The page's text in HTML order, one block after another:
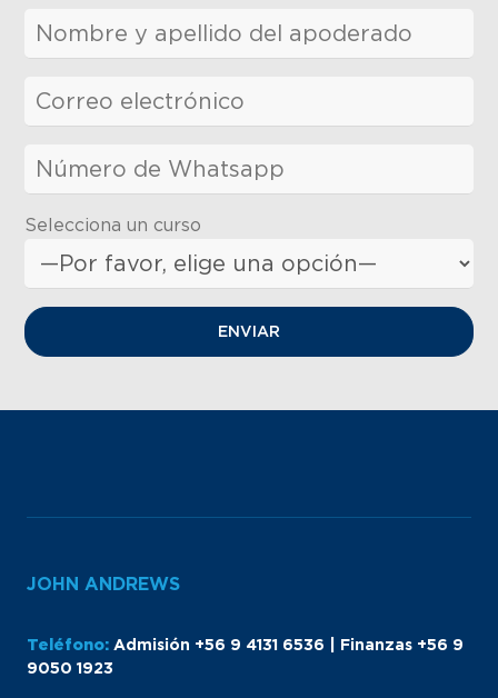
Selecciona un curso
JOHN ANDREWS
Teléfono: Admisión +56 9 4131 6536 | Finanzas +56 9
9050 1923